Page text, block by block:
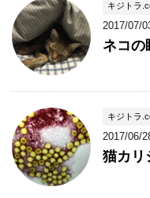
キジトラ
2017/07/
ネコの
キジトラ
2017/06/
猫カリ